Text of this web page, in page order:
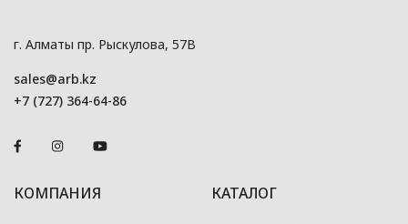
г. Алматы пр. Рыскулова, 57В
sales@arb.kz
+7 (727) 364-64-86
КОМПАНИЯ КАТАЛОГ